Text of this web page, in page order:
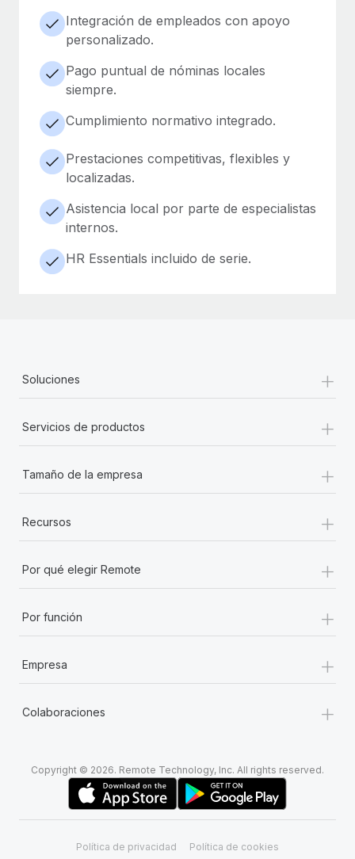
Integración de empleados con apoyo
personalizado.
Pago puntual de nóminas locales
siempre.
Cumplimiento normativo integrado.
Prestaciones competitivas, flexibles y
localizadas.
Asistencia local por parte de especialistas
internos.
HR Essentials incluido de serie.
Soluciones +
Servicios de productos +
Tamaño de la empresa +
Recursos +
Por qué elegir Remote +
Por función +
Empresa +
Colaboraciones +
Copyright © 2026. Remote Technology, Inc. All rights reserved.
Política de privacidad Política de cookies